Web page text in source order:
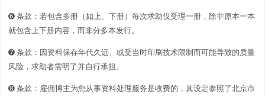
➏ 条款：若包含多册（如上、下册）每次求助仅受理一册，除非原本一本
就包含上下册内容，而非分多本发行。
➐ 条款：因资料保存年代久远、或受当时印刷技术限制而可能导致的质量
风险，求助者需明了并自行承担。
➑ 条款：雇佣博主为您从事资料处理服务是收费的，其设定参照了北京市